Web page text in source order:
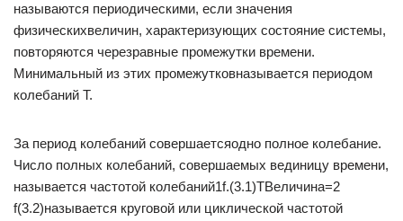
называются периодическими, если значения
физическихвеличин, характеризующих состояние системы,
повторяются черезравные промежутки времени.
Минимальный из этих промежутковназывается периодом
колебаний Т.
За период колебаний совершаетсяодно полное колебание.
Число полных колебаний, совершаемых вединицу времени,
называется частотой колебаний1f.(3.1)ТВеличина=2
f(3.2)называется круговой или циклической частотой